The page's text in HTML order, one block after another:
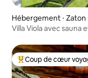
Hébergement ⋅ Zaton
Villa Viola avec sauna
Coups de cœur
Coup de cœur